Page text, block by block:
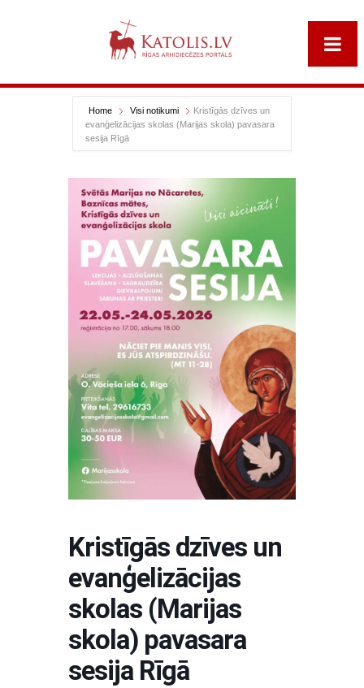
Home Visi notikumi
Kristīgās dzīves un
evanģelizācijas skolas (Marijas skola) pavasara
sesija Rīgā
Kristīgās dzīves un
evanģelizācijas
skolas (Marijas
skola) pavasara
sesija Rīgā